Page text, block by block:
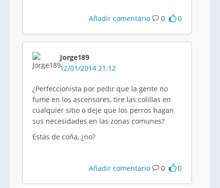
Añadir comentario 0 0
Jorge189
12/01/2014 21:12
¿Perfeccionista por pedir que la gente no
fume en los ascensores, tire las colillas en
cualquier sitio o deje que los perros hagan
sus necesidades en las zonas comunes?
Estás de coña, ¿no?
Añadir comentario 0 0